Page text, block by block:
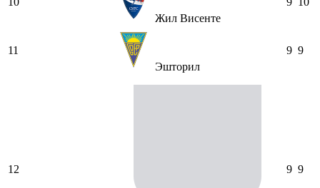
Жил Висенте
11
Эшторил
9 9
12 9 9